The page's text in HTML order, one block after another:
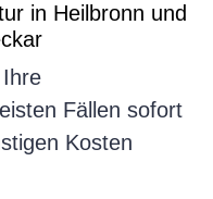
in Heilbronn und
Fällen sofort
Kosten